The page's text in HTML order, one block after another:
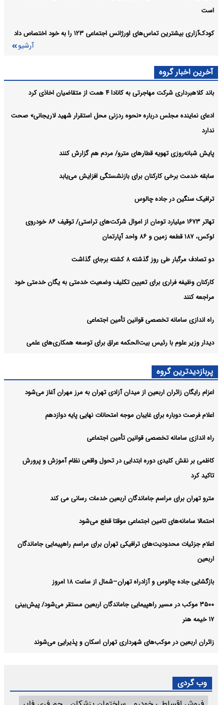
است
کودک‌آزاری بیشترین تماس‌های اورژانس اجتماعی ۱۲۳ را به خود اختصاص داد
آرشیو
آخرین اخبار گروه
باند کلاهبرداری شرکت مهاجرتی به کانادا ۴ همت از متقاضیان اخاذی کرد
ادعای نماینده مجلس درباره «نحوه ردزنی محل استقرار شهید لاریجانی» صحت
ندارد
پایش شبانه‌روزی تهویه قطارهای مترو/ مردم هم گزارش کنند
سابقه خدمت برخی کارکنان برای بازنشستگی افزایش می‌یابد
ترافیک سنگین در جاده چالوس
تهاتر ۱۶۷۳ میلیارد تومان از اموال شرکت‌های تراستی/ توقیف ۸۶ خودروی
لوکس، ۱۸۷ قطعه زمین و ۸۶ واحد آپارتمان
دو تصادف مرگبار طی روز گذشته ۸ کشته برجای گذاشت
کارکنان وظیفه فراری برای تعیین تکلیف وضعیت خدمتی به یگان خدمتی خود
مراجعه کنند
راه اندازی سامانه تخصصی قوانین تأمین اجتماعی
دیدار وزیر علوم با رئیس بیت‌الحکمه عراق برای توسعه همکاری‌های علمی
پربازدیدترین گروه
اعزام رایگان زائران اربعین از میدان آزادی تهران به مرز مهران آغاز می‌شود
اعلام فرصت دوباره برای غایبان موجه امتحانات نهایی پایه دوازدهم
راه اندازی سامانه تخصصی قوانین تأمین اجتماعی
کاظمی بر نقش کلیدی دوره ابتدایی در تحول واقعی نظام آموزش و پرورش
تاکید کرد
مترو تهران برای مراسم جاماندگان اربعین خدمات رسانی می کند
احتمالا سامانه‌های تامین اجتماعی موقتا قطع می‌شود
اعلام جزئیات محدودیت‌های ترافیکی تهران برای مراسم راهپیمایی جاماندگان
اربعین
بازگشایی جاده چالوس و آزادراه تهران–شمال از ساعت ۱۸ امروز
۳۵۰۰ موکب در مسیر راهپیمایی جاماندگان اربعین مستقر می‌شود/ پیش‌بینی
۱۷ خیمه هنر
زائران اربعین در موکب‌های شهرداری تهران اسکان و پذیرایی می‌شوند
وب گردی